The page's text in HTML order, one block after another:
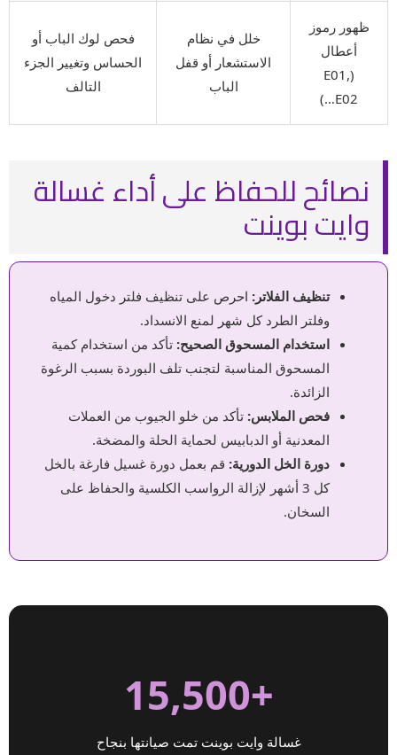
ظهور رموز
أعطال
(E01,
E02…)
خلل في نظام
الاستشعار أو قفل
الباب
فحص لوك الباب أو
الحساس وتغيير الجزء
التالف
نصائح للحفاظ على أداء غسالة
وايت بوينت
تنظيف الفلاتر: احرص على تنظيف فلتر دخول المياه
وفلتر الطرد كل شهر لمنع الانسداد.
استخدام المسحوق الصحيح: تأكد من استخدام كمية
المسحوق المناسبة لتجنب تلف البوردة بسبب الرغوة
الزائدة.
فحص الملابس: تأكد من خلو الجيوب من العملات
المعدنية أو الدبابيس لحماية الحلة والمضخة.
دورة الخل الدورية: قم بعمل دورة غسيل فارغة بالخل
كل 3 أشهر لإزالة الرواسب الكلسية والحفاظ على
السخان.
+15,500
غسالة وايت بوينت تمت صيانتها بنجاح